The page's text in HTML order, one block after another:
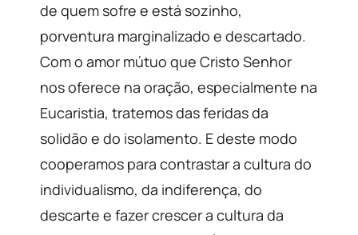
de quem sofre e está sozinho,
porventura marginalizado e descartado.
Com o amor mútuo que Cristo Senhor
nos oferece na oração, especialmente na
Eucaristia, tratemos das feridas da
solidão e do isolamento. E deste modo
cooperamos para contrastar a cultura do
individualismo, da indiferença, do
descarte e fazer crescer a cultura da